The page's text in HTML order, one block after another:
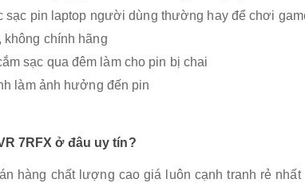
sạc pin laptop người dùng thường hay để chơi
chính hãng
sạc qua đêm làm cho pin bị chai
làm ảnh hưởng đến pin
7RFX ở đâu uy tín?
hàng chất lượng cao giá luôn cạnh tranh rẻ